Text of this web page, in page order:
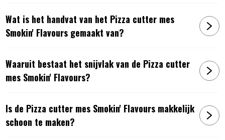
Wat is het handvat van het Pizza cutter mes
Smokin' Flavours gemaakt van?
Waaruit bestaat het snijvlak van de Pizza cutter
mes Smokin' Flavours?
Is de Pizza cutter mes Smokin' Flavours makkelijk
schoon te maken?